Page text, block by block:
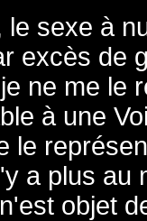
le sexe à
excès de
ne me le
à une
le
a plus au
objet